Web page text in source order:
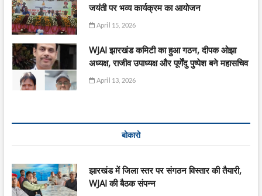
जयंती पर भव्य कार्यक्रम का आयोजन
April 15, 2026
WJAI झारखंड कमिटी का हुआ गठन, दीपक ओझा
अध्यक्ष, राजीव उपाध्यक्ष और पूर्णेंदु पुष्पेश बने महासचिव
April 13, 2026
बोकारो
झारखंड में जिला स्तर पर संगठन विस्तार की तैयारी,
WJAI की बैठक संपन्न